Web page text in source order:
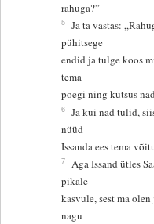
rahuga?”
5 Ja ta vastas:
pühitsege
endid ja tulge koos
tema
poegi ning kutsus
6 Ja kui nad tulid,
nüüd
Issanda ees tema
7 Aga Issand ütles
pikale
kasvule, sest ma
nagu